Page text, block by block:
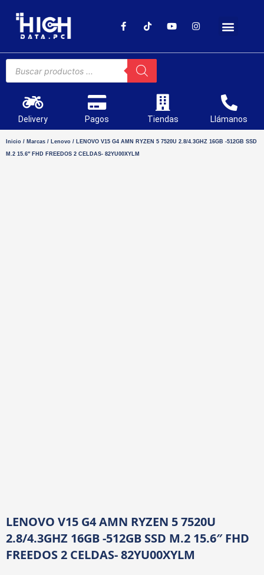
Delivery Pagos Tiendas Llámanos
Inicio / Marcas / Lenovo / LENOVO V15 G4 AMN RYZEN 5 7520U 2.8/4.3GHZ 16GB -512GB SSD
M.2 15.6″ FHD FREEDOS 2 CELDAS- 82YU00XYLM
LENOVO V15 G4 AMN RYZEN 5 7520U
2.8/4.3GHZ 16GB -512GB SSD M.2 15.6″ FHD
FREEDOS 2 CELDAS- 82YU00XYLM